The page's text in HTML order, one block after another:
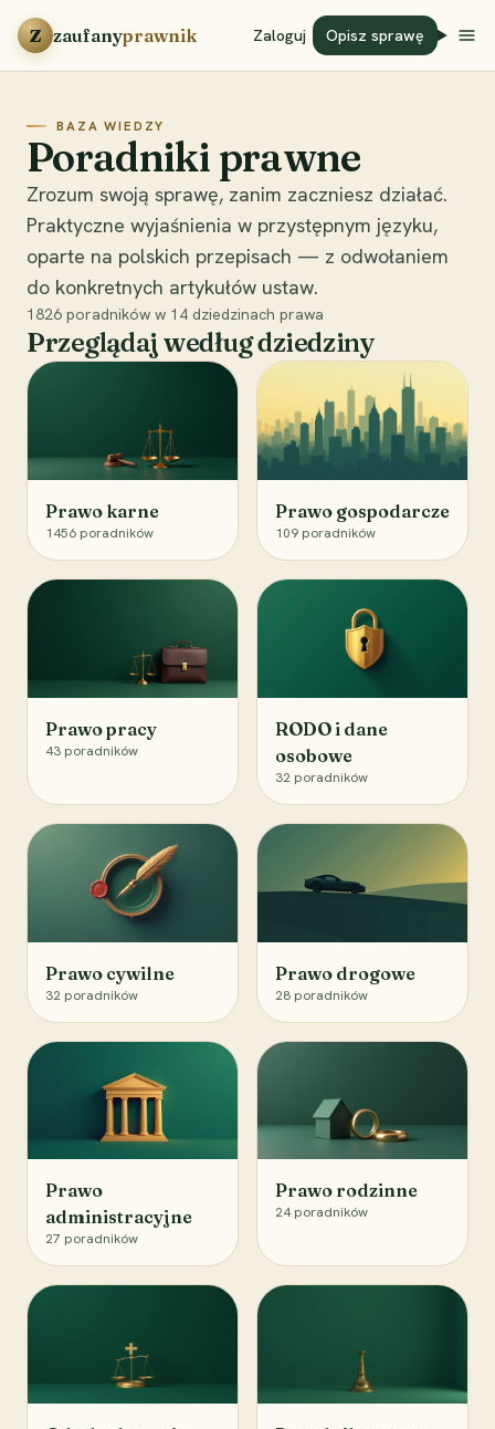
Przejdź do treści
Z zaufanyprawnik Zaloguj Opisz sprawę
BAZA WIEDZY
Poradniki prawne
Zrozum swoją sprawę, zanim zaczniesz działać.
Praktyczne wyjaśnienia w przystępnym języku,
oparte na polskich przepisach — z odwołaniem
do konkretnych artykułów ustaw.
1826 poradników w 14 dziedzinach prawa
Przeglądaj według dziedziny
Prawo karne
1456 poradników
Prawo gospodarcze
109 poradników
Prawo pracy
43 poradników
RODO i dane
osobowe
32 poradników
Prawo cywilne
32 poradników
Prawo drogowe
28 poradników
Prawo
administracyjne
27 poradników
Prawo rodzinne
24 poradników